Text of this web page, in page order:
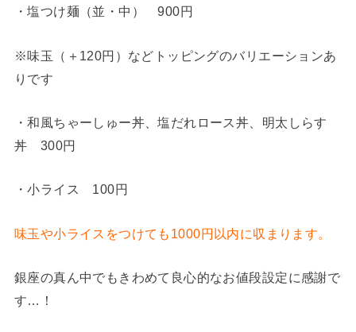
・塩つけ麺（並・中） 900円
※味玉（＋120円）などトッピングのバリエーションあ
りです
・和風ちゃーしゅー丼、塩だれロース丼、明太しらす
丼 300円
・小ライス 100円
味玉や小ライスをつけても 1000円以内に収まります。
銀座の真ん中でもきわめて良心的なお値段設定に感謝で
す…！